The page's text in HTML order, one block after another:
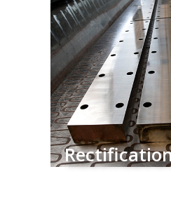
jusqu’à
Nous rectifions
longues jusqu’à
Rectification